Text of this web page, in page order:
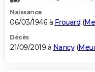
Naissance
06/03/1946 à Frouard (
Décès
21/09/2019 à Nancy(